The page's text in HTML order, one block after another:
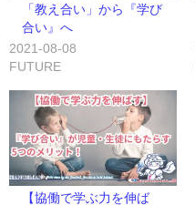
「教え合い」から『学び
合い』へ
2021-08-08
FUTURE
【協働で学ぶ力を伸ば